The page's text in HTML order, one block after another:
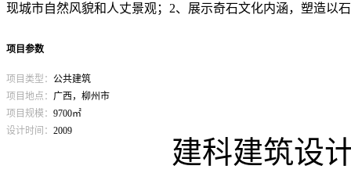
现城市自然风貌和人丈景观；2、展示奇石文化内涵，塑造以
项目参数
项目类型： 公共建筑
项目地点： 广西，柳州市
项目规模： 9700㎡
设计时间： 2009
建科建筑设